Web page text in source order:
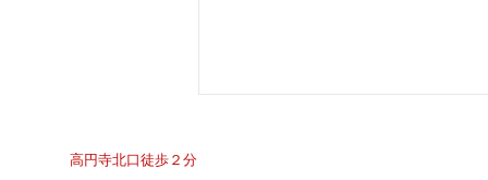
​高円寺北口徒歩２分